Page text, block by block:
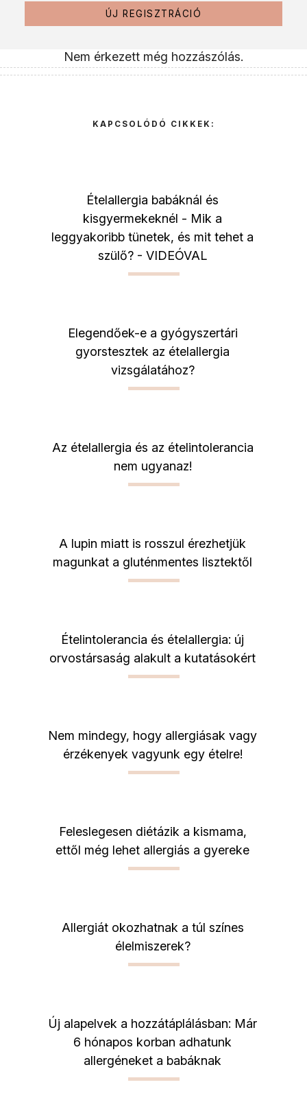
ÚJ REGISZTRÁCIÓ
Nem érkezett még hozzászólás.
KAPCSOLÓDÓ CIKKEK:
Ételallergia babáknál és
kisgyermekeknél - Mik a
leggyakoribb tünetek, és mit tehet a
szülő? - VIDEÓVAL
Elegendőek-e a gyógyszertári
gyorstesztek az ételallergia
vizsgálatához?
Az ételallergia és az ételintolerancia
nem ugyanaz!
A lupin miatt is rosszul érezhetjük
magunkat a gluténmentes lisztektől
Ételintolerancia és ételallergia: új
orvostársaság alakult a kutatásokért
Nem mindegy, hogy allergiásak vagy
érzékenyek vagyunk egy ételre!
Feleslegesen diétázik a kismama,
ettől még lehet allergiás a gyereke
Allergiát okozhatnak a túl színes
élelmiszerek?
Új alapelvek a hozzátáplálásban: Már
6 hónapos korban adhatunk
allergéneket a babáknak